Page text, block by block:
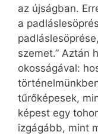
az újságban.
a
szemet.” Aztán
okosságával:
tűrőképesek,
képest egy
izgágább, mint